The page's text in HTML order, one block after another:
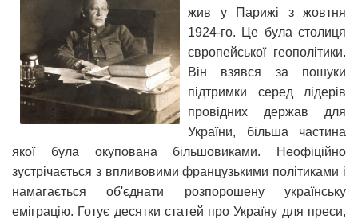
жив у Парижі з жовтня
1924-го. Це була столиця
європейської геополітики.
Він взявся за пошуки
підтримки серед лідерів
провідних держав для
України, більша частина
якої була окупована більшовиками. Неофіційно
зустрічається з впливовими французькими політиками і
намагається об'єднати розпорошену українську
еміграцію. Готує десятки статей про Україну для преси,